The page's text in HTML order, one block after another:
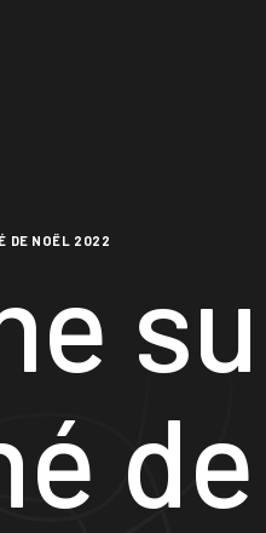
DE NOËL 2022